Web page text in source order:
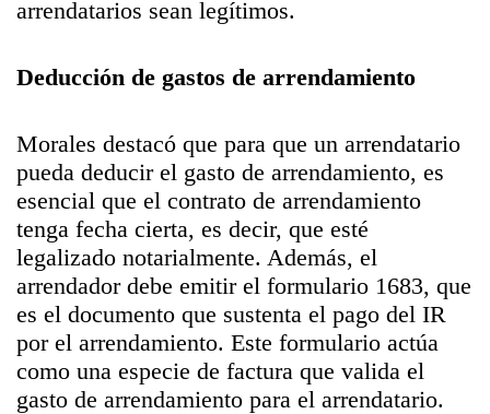
arrendatarios sean legítimos.
Deducción de gastos de arrendamiento
Morales destacó que para que un arrendatario
pueda deducir el gasto de arrendamiento, es
esencial que el contrato de arrendamiento
tenga fecha cierta, es decir, que esté
legalizado notarialmente. Además, el
arrendador debe emitir el formulario 1683, que
es el documento que sustenta el pago del IR
por el arrendamiento. Este formulario actúa
como una especie de factura que valida el
gasto de arrendamiento para el arrendatario.